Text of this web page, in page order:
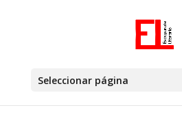
Seleccionar página